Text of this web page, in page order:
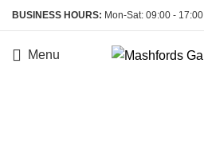
BUSINESS HOURS: Mon-Sat: 09:00 - 17:00
Menu